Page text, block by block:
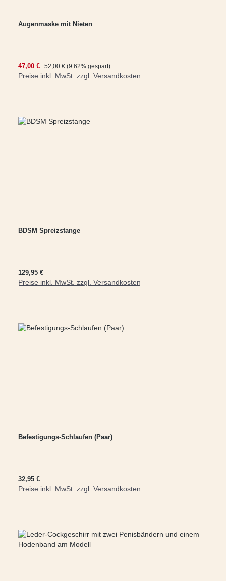
Augenmaske mit Nieten
Verkaufspreis:
47,00 € Regulärer Preis:
52,00 € (9.62% gespart)
Preise inkl. MwSt. zzgl. Versandkosten
In den Warenkorb
BDSM Spreizstange
Regulärer Preis:
129,95 €
Preise inkl. MwSt. zzgl. Versandkosten
In den Warenkorb
Befestigungs-Schlaufen (Paar)
Regulärer Preis:
32,95 €
Preise inkl. MwSt. zzgl. Versandkosten
In den Warenkorb